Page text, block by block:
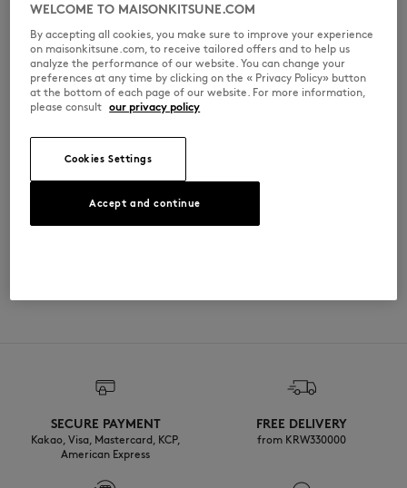
붕규산 유리 소재의 더블월 머그입니다. 따뜻한 음료나 차가운 음료 모두에
제격입니다.
더블월 붕규산 유리 머그
온·냉음료의 온도를 유지해 주는 내열 구조
손으로 온도가 전달되는 것을 막아주는 단열 디자인
전면의 메종키츠네 핸드라이팅 시그니처 프린트
QU08115OF0035-0528
SECURE PAYMENT
Kakao, Visa, Mastercard, KCP,
American Express
FREE DELIVERY
from KRW330000
WELCOME TO MAISONKITSUNE.COM
By accepting all cookies, you make sure to improve your experience
on maisonkitsune.com, to receive tailored offers and to help us
analyze the performance of our website. You can change your
preferences at any time by clicking on the « Privacy Policy» button
at the bottom of each page of our website. For more information,
please consult our privacy policy
Cookies Settings
Accept and continue